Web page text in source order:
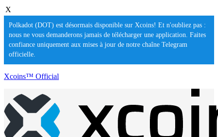
X
Polkadot (DOT) est désormais disponible sur Xcoins! Et n'oubliez pas :
nous ne vous demanderons jamais de télécharger une application. Faites
confiance uniquement aux mises à jour de notre chaîne Telegram
officielle.
Xcoins™ Official